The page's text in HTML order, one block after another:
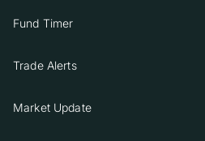
Fund Timer
Trade Alerts
Market Update